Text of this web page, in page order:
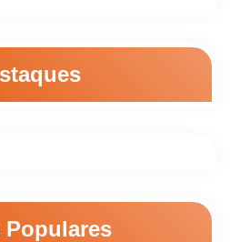
Populares